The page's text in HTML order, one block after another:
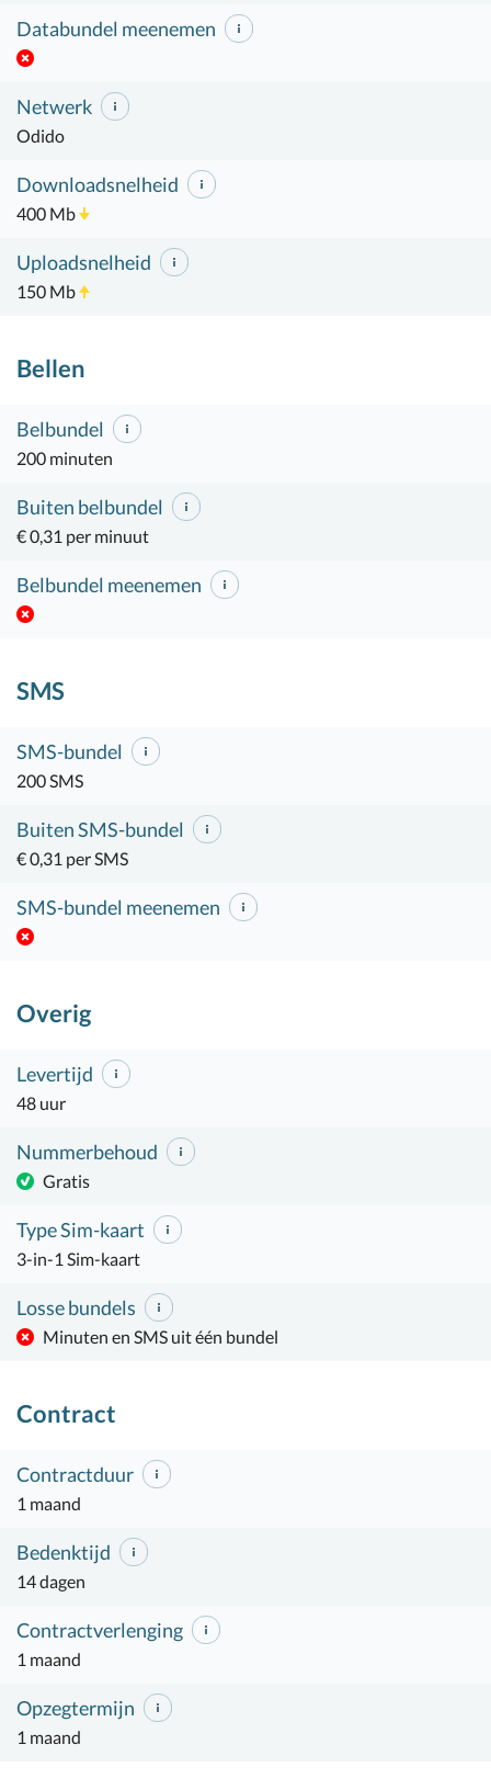
Databundel meenemen
Netwerk
Odido
Downloadsnelheid
400 Mb
Uploadsnelheid
150 Mb
Bellen
Belbundel
200 minuten
Buiten belbundel
€ 0,31 per minuut
Belbundel meenemen
SMS
SMS-bundel
200 SMS
Buiten SMS-bundel
€ 0,31 per SMS
SMS-bundel meenemen
Overig
Levertijd
48 uur
Nummerbehoud
Gratis
Type Sim-kaart
3-in-1 Sim-kaart
Losse bundels
Minuten en SMS uit één bundel
Contract
Contractduur
1 maand
Bedenktijd
14 dagen
Contractverlenging
1 maand
Opzegtermijn
1 maand